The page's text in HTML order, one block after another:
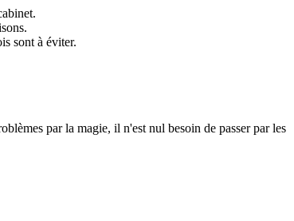
sont à éviter.
par la magie, il n'est nul besoin de passer par les